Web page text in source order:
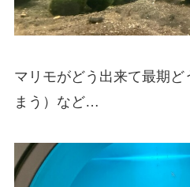
マリモがどう出来て最期ど
まう）など…